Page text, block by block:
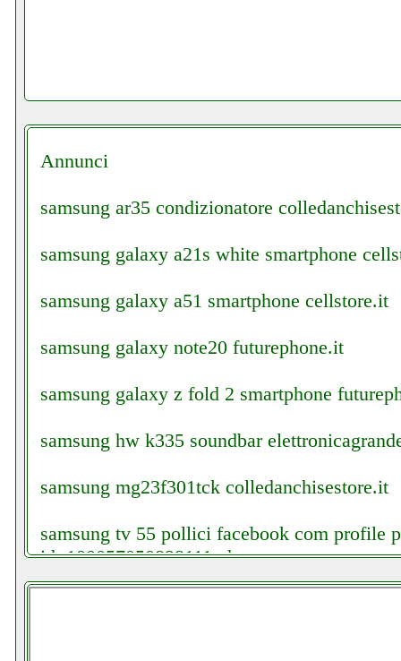
Annunci
samsung ar35 condizionatore
samsung galaxy a21s white smartphone
samsung galaxy a51 smartphone cellstore.it
samsung galaxy note20 futurephone.it
samsung galaxy z fold 2 smartphone
samsung hw k335 soundbar
samsung mg23f301tck colledanchisestore.it
samsung tv 55 pollici facebook com profile
id=100057050898111.php